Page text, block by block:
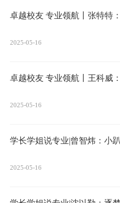
卓越校友 专业领航丨张特特
2025-05-16
卓越校友 专业领航丨王科威
2025-05-16
学长学姐说专业|曾智炜：小
2025-05-16